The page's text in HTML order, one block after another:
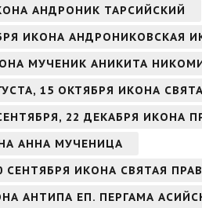
АНДРОНИК ТАРСИЙСКИЙ
ИКОНА АНДРОНИКОВСКАЯ
МУЧЕНИК АНИКИТА
15 ОКТЯБРЯ ИКОНА
СЕНТЯБРЯ, 22 ДЕКАБРЯ
АННА МУЧЕНИЦА
СЕНТЯБРЯ ИКОНА СВЯТАЯ
АНТИПА ЕП. ПЕРГАМА